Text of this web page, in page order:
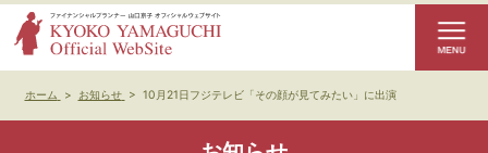
ホーム > お知らせ > 10月21日フジテレビ「その顔が見てみたい」に出演